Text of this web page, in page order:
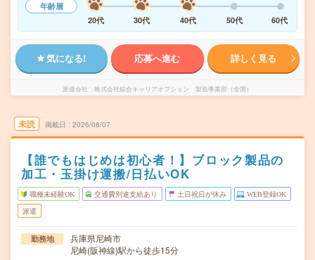
年齢層
20代
30代 40代 50代 60代
気になる! 応募へ進む 詳しく見る
派遣会社 株式会社綜合キャリアオプション 製造事業部（全国）
未読 掲載日 2026/08/07
【誰でもはじめは初心者！】ブロック製品の
加工・玉掛け運搬/日払いOK
職種未経験OK 交通費別途支給あり 土日祝日が休み WEB登録OK
派遣
勤務地
兵庫県尼崎市
尼崎(阪神線)駅から徒歩15分